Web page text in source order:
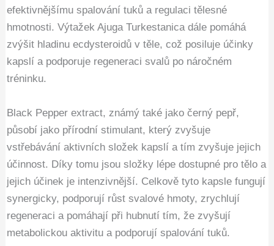
efektivnějšímu spalování tuků a regulaci tělesné
hmotnosti. Výtažek Ajuga Turkestanica dále pomáhá
zvýšit hladinu ecdysteroidů v těle, což posiluje účinky
kapslí a podporuje regeneraci svalů po náročném
tréninku.
Black Pepper extract, známý také jako černý pepř,
působí jako přírodní stimulant, který zvyšuje
vstřebávání aktivních složek kapslí a tím zvyšuje jejich
účinnost. Díky tomu jsou složky lépe dostupné pro tělo a
jejich účinek je intenzivnější. Celkově tyto kapsle fungují
synergicky, podporují růst svalové hmoty, zrychlují
regeneraci a pomáhají při hubnutí tím, že zvyšují
metabolickou aktivitu a podporují spalování tuků.